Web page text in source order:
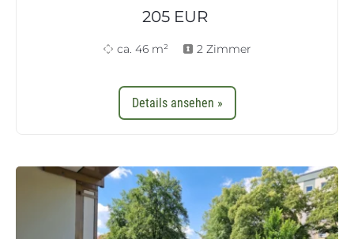
205 EUR
ca. 46 m² 2 Zimmer
Details ansehen »